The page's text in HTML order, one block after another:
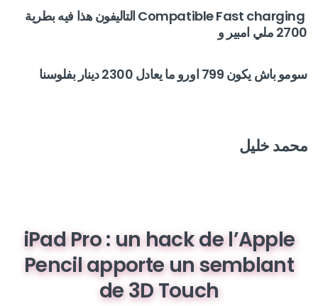
Compatible Fast charging التاليفون هذا فيه بطرية
2700 ملي امبير و
سومو باش يكون 799 اورو ما يعادل 2300 دينار بفلوسنا
محمد خليل
iPad Pro : un hack de l’Apple
Pencil apporte un semblant
de 3D Touch